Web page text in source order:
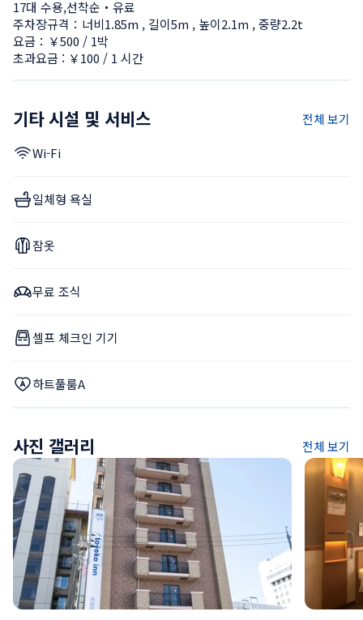
17대 수용,선착순・유료
주차장규격：너비1.85m , 길이5m , 높이2.1m , 중량2.2t
요금：￥500 / 1박
초과요금 : ￥100 / 1 시간
기타 시설 및 서비스 전체 보기
Wi-Fi
일체형 욕실
잠옷
무료 조식
셀프 체크인 기기
하트풀룸A
사진 갤러리 전체 보기